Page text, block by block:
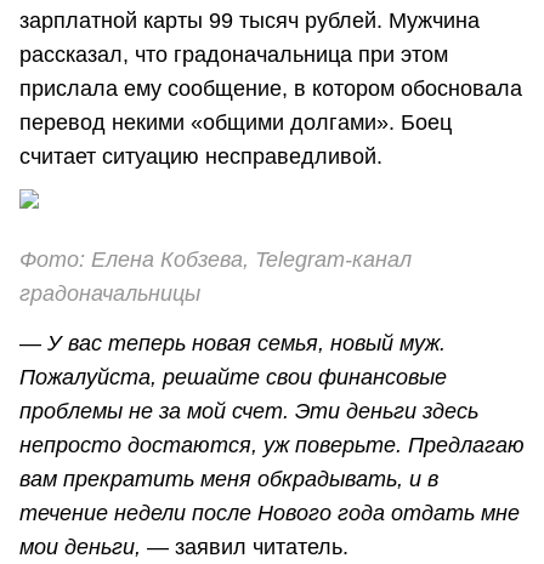
зарплатной карты 99 тысяч рублей. Мужчина
рассказал, что градоначальница при этом
прислала ему сообщение, в котором обосновала
перевод некими «общими долгами». Боец
считает ситуацию несправедливой.
Фото: Елена Кобзева, Telegram-канал
градоначальницы
— У вас теперь новая семья, новый муж.
Пожалуйста, решайте свои финансовые
проблемы не за мой счет. Эти деньги здесь
непросто достаются, уж поверьте. Предлагаю
вам прекратить меня обкрадывать, и в
течение недели после Нового года отдать мне
мои деньги, — заявил читатель.